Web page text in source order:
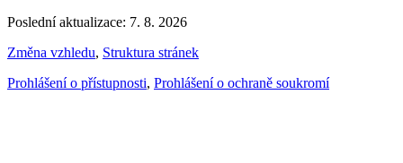
Poslední aktualizace: 7. 8. 2026
Změna vzhledu, Struktura stránek
Prohlášení o přístupnosti, Prohlášení o ochraně soukromí